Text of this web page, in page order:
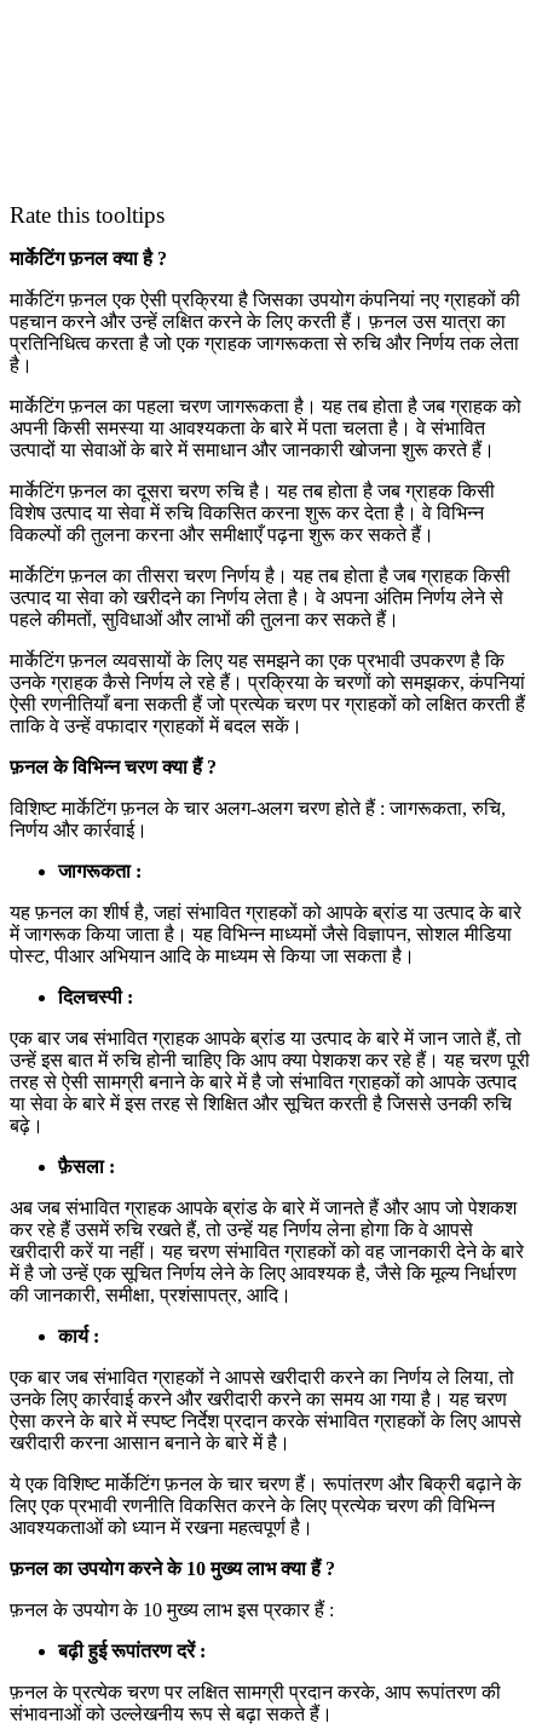
Rate this tooltips
मार्केटिंग फ़नल क्या है ?
मार्केटिंग फ़नल एक ऐसी प्रक्रिया है जिसका उपयोग कंपनियां नए ग्राहकों की
पहचान करने और उन्हें लक्षित करने के लिए करती हैं। फ़नल उस यात्रा का
प्रतिनिधित्व करता है जो एक ग्राहक जागरूकता से रुचि और निर्णय तक लेता
है।
मार्केटिंग फ़नल का पहला चरण जागरूकता है। यह तब होता है जब ग्राहक को
अपनी किसी समस्या या आवश्यकता के बारे में पता चलता है। वे संभावित
उत्पादों या सेवाओं के बारे में समाधान और जानकारी खोजना शुरू करते हैं।
मार्केटिंग फ़नल का दूसरा चरण रुचि है। यह तब होता है जब ग्राहक किसी
विशेष उत्पाद या सेवा में रुचि विकसित करना शुरू कर देता है। वे विभिन्न
विकल्पों की तुलना करना और समीक्षाएँ पढ़ना शुरू कर सकते हैं।
मार्केटिंग फ़नल का तीसरा चरण निर्णय है। यह तब होता है जब ग्राहक किसी
उत्पाद या सेवा को खरीदने का निर्णय लेता है। वे अपना अंतिम निर्णय लेने से
पहले कीमतों, सुविधाओं और लाभों की तुलना कर सकते हैं।
मार्केटिंग फ़नल व्यवसायों के लिए यह समझने का एक प्रभावी उपकरण है कि
उनके ग्राहक कैसे निर्णय ले रहे हैं। प्रक्रिया के चरणों को समझकर, कंपनियां
ऐसी रणनीतियाँ बना सकती हैं जो प्रत्येक चरण पर ग्राहकों को लक्षित करती हैं
ताकि वे उन्हें वफादार ग्राहकों में बदल सकें।
फ़नल के विभिन्न चरण क्या हैं ?
विशिष्ट मार्केटिंग फ़नल के चार अलग-अलग चरण होते हैं : जागरूकता, रुचि,
निर्णय और कार्रवाई।
जागरूकता :
यह फ़नल का शीर्ष है, जहां संभावित ग्राहकों को आपके ब्रांड या उत्पाद के बारे
में जागरूक किया जाता है। यह विभिन्न माध्यमों जैसे विज्ञापन, सोशल मीडिया
पोस्ट, पीआर अभियान आदि के माध्यम से किया जा सकता है।
दिलचस्पी :
एक बार जब संभावित ग्राहक आपके ब्रांड या उत्पाद के बारे में जान जाते हैं, तो
उन्हें इस बात में रुचि होनी चाहिए कि आप क्या पेशकश कर रहे हैं। यह चरण पूरी
तरह से ऐसी सामग्री बनाने के बारे में है जो संभावित ग्राहकों को आपके उत्पाद
या सेवा के बारे में इस तरह से शिक्षित और सूचित करती है जिससे उनकी रुचि
बढ़े।
फ़ैसला :
अब जब संभावित ग्राहक आपके ब्रांड के बारे में जानते हैं और आप जो पेशकश
कर रहे हैं उसमें रुचि रखते हैं, तो उन्हें यह निर्णय लेना होगा कि वे आपसे
खरीदारी करें या नहीं। यह चरण संभावित ग्राहकों को वह जानकारी देने के बारे
में है जो उन्हें एक सूचित निर्णय लेने के लिए आवश्यक है, जैसे कि मूल्य निर्धारण
की जानकारी, समीक्षा, प्रशंसापत्र, आदि।
कार्य :
एक बार जब संभावित ग्राहकों ने आपसे खरीदारी करने का निर्णय ले लिया, तो
उनके लिए कार्रवाई करने और खरीदारी करने का समय आ गया है। यह चरण
ऐसा करने के बारे में स्पष्ट निर्देश प्रदान करके संभावित ग्राहकों के लिए आपसे
खरीदारी करना आसान बनाने के बारे में है।
ये एक विशिष्ट मार्केटिंग फ़नल के चार चरण हैं। रूपांतरण और बिक्री बढ़ाने के
लिए एक प्रभावी रणनीति विकसित करने के लिए प्रत्येक चरण की विभिन्न
आवश्यकताओं को ध्यान में रखना महत्वपूर्ण है।
फ़नल का उपयोग करने के 10 मुख्य लाभ क्या हैं ?
फ़नल के उपयोग के 10 मुख्य लाभ इस प्रकार हैं :
बढ़ी हुई रूपांतरण दरें :
फ़नल के प्रत्येक चरण पर लक्षित सामग्री प्रदान करके, आप रूपांतरण की
संभावनाओं को उल्लेखनीय रूप से बढ़ा सकते हैं।